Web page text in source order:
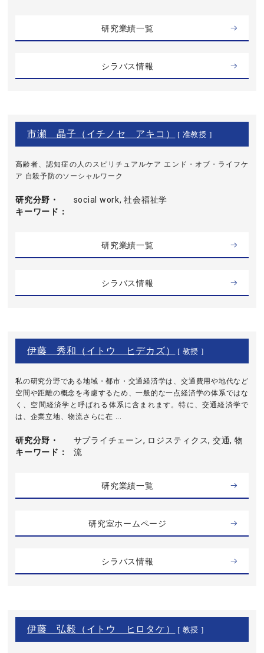
研究業績一覧
シラバス情報
市瀬 晶子（イチノセ アキコ） [ 准教授 ]
高齢者、認知症の人のスピリチュアルケア エンド・オブ・ライフケ
ア 自殺予防のソーシャルワーク
研究分野・
キーワード
social work, 社会福祉学
研究業績一覧
シラバス情報
伊藤 秀和（イトウ ヒデカズ） [ 教授 ]
私の研究分野である地域・都市・交通経済学は、交通費用や地代など
空間や距離の概念を考慮するため、一般的な一点経済学の体系ではな
く、空間経済学と呼ばれる体系に含まれます。特に、交通経済学で
は、企業立地、物流さらに在 ...
研究分野・
キーワード
サプライチェーン, ロジスティクス, 交通, 物
流
研究業績一覧
研究室ホームページ
シラバス情報
伊藤 弘毅（イトウ ヒロタケ） [ 教授 ]